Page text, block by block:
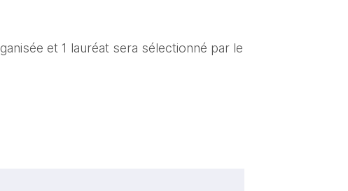
et 1 lauréat sera sélectionné par le